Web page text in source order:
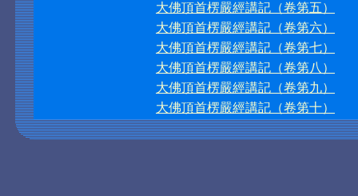
大佛頂首楞嚴經講記（卷第五）
大佛頂首楞嚴經講記（卷第六）
大佛頂首楞嚴經講記（卷第七）
大佛頂首楞嚴經講記（卷第八）
大佛頂首楞嚴經講記（卷第九）
大佛頂首楞嚴經講記（卷第十）